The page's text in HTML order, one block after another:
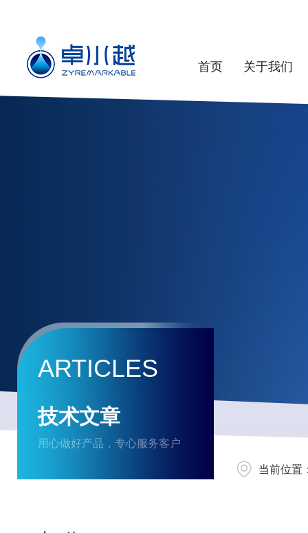
首页 关于我们
ARTICLES
技术文章
用心做好产品，专心服务客户
当前位置